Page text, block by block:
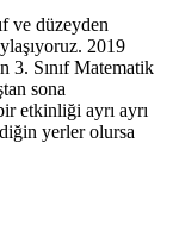
ve düzeyden
2019
3. Sınıf Matematik
sona
etkinliği ayrı ayrı
yerler olursa